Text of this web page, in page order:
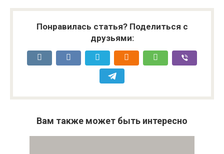
Понравилась статья? Поделиться с
друзьями:
Вам также может быть интересно